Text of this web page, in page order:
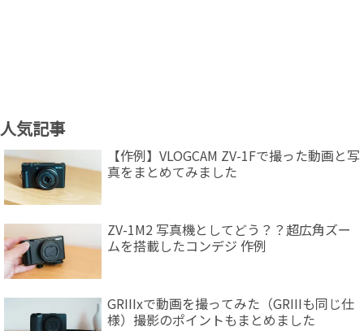
人気記事
【作例】VLOGCAM ZV-1Fで撮った動画と写
真をまとめてみました
ZV-1M2 写真機としてどう？？超広角ズー
ムを搭載したコンデジ 作例
GRIIIxで動画を撮ってみた（GRIIIも同じ仕
様）撮影のポイントもまとめました